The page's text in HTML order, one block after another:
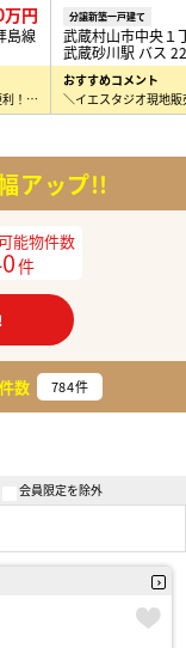
円
島線
角地×整形地【買い物スポット近く便利！】 ○建築条件はございません♪ お好きなハウスメーカーで…
分譲新築一戸建て
武蔵村山市中央１
武蔵砂川駅 バス
おすすめコメント
＼イエスタジオ現地販
アップ!!
能物件数
件
数 784件
会員限定を除外